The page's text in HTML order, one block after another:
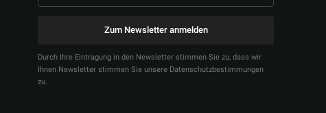
Zum Newsletter anmelden
Durch Ihre Eintragung in den Newsletter stimmen Sie zu, dass wir
Ihnen Newsletter stimmen Sie unsere Datenschutzbestimmungen
zu.